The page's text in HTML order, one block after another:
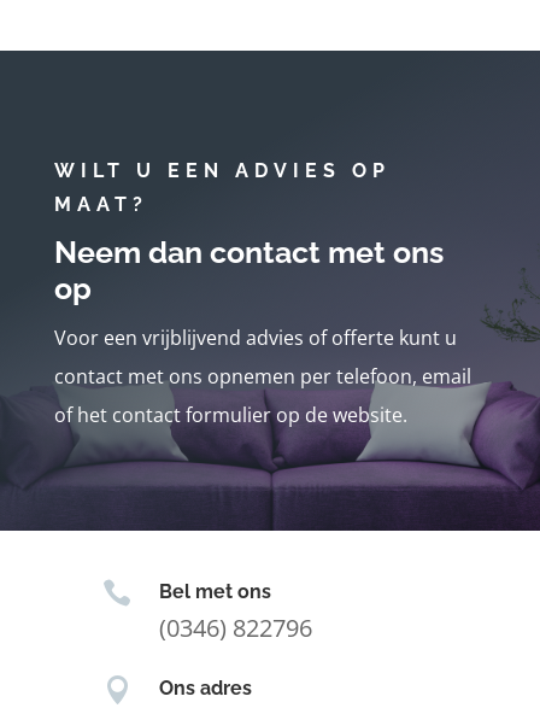
WILT U EEN ADVIES OP
MAAT?
Neem dan contact met ons
op
Voor een vrijblijvend advies of offerte kunt u
contact met ons opnemen per telefoon, email
of het contact formulier op de website.
 Bel met ons
(0346) 822796
 Ons adres